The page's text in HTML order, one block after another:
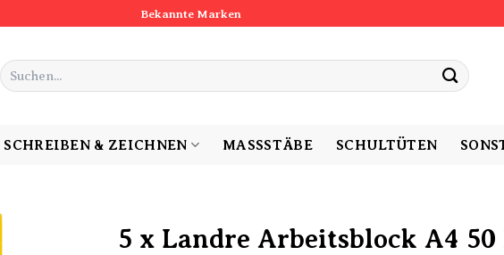
Bekannte Marken
Suchen
nach:
SCHREIBEN & ZEICHNEN MASSSTÄBE SCHULTÜTEN
5 x Landre Arbeitsblock A4